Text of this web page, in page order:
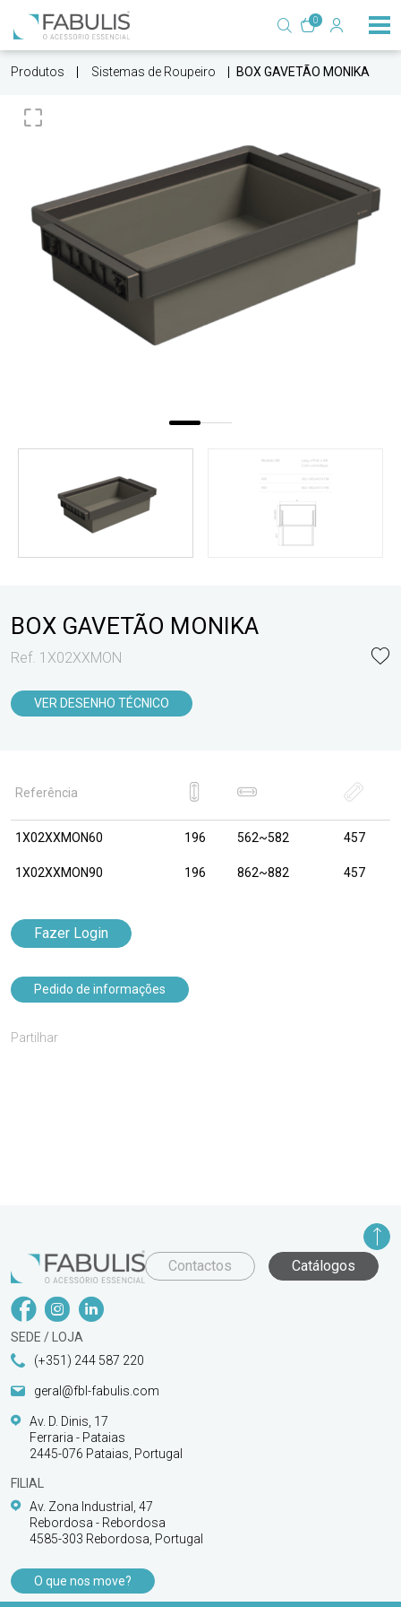
0
Produtos Sistemas de Roupeiro BOX GAVETÃO MONIKA
BOX GAVETÃO MONIKA
Ref. 1X02XXMON
VER DESENHO TÉCNICO
Referência
1X02XXMON60 196 562~582 457
1X02XXMON90 196 862~882 457
Fazer Login
Pedido de informações
Partilhar
Contactos Catálogos
SEDE / LOJA
(+351) 244 587 220
geral@fbl-fabulis.com
Av. D. Dinis, 17
Ferraria - Pataias
2445-076 Pataias, Portugal
FILIAL
Av. Zona Industrial, 47
Rebordosa - Rebordosa
4585-303 Rebordosa, Portugal
O que nos move?